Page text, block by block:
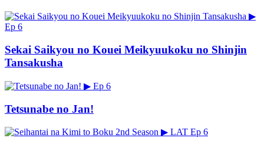
▶
Ep 6
Sekai Saikyou no Kouei Meikyuukoku no Shinjin
Tansakusha
▶ Ep 6
Tetsunabe no Jan!
▶ LAT Ep 6